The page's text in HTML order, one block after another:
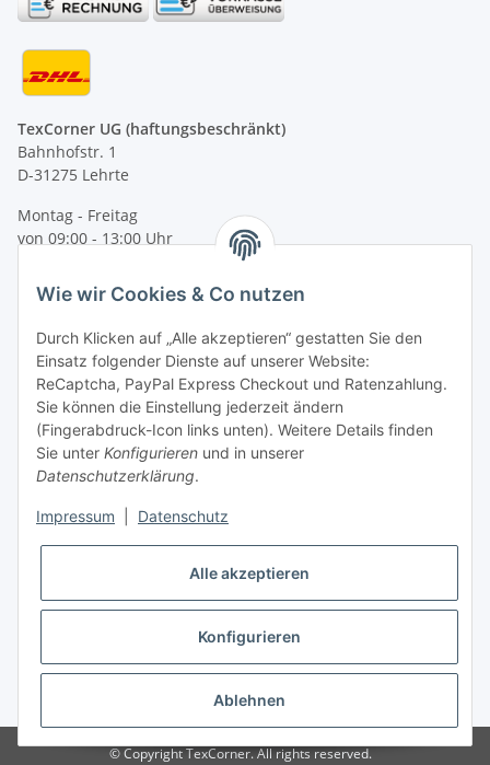
TexCorner UG (haftungsbeschränkt)
Bahnhofstr. 1
D-31275 Lehrte
Montag - Freitag
von 09:00 - 13:00 Uhr
Tel: +49 (0) 5132 8230689
E-Mail:mail@texcorner.de
Vertrag widerrufen
* Alle Preise inkl. gesetzlicher USt., zzgl.Versand
© Copyright TexCorner. All rights reserved.
Wie wir Cookies & Co nutzen
Durch Klicken auf „Alle akzeptieren“ gestatten Sie den
Einsatz folgender Dienste auf unserer Website:
ReCaptcha, PayPal Express Checkout und Ratenzahlung.
Sie können die Einstellung jederzeit ändern
(Fingerabdruck-Icon links unten). Weitere Details finden
Sie unter Konfigurieren und in unserer
Datenschutzerklärung.
Impressum Datenschutz
Alle akzeptieren
Konfigurieren
Ablehnen